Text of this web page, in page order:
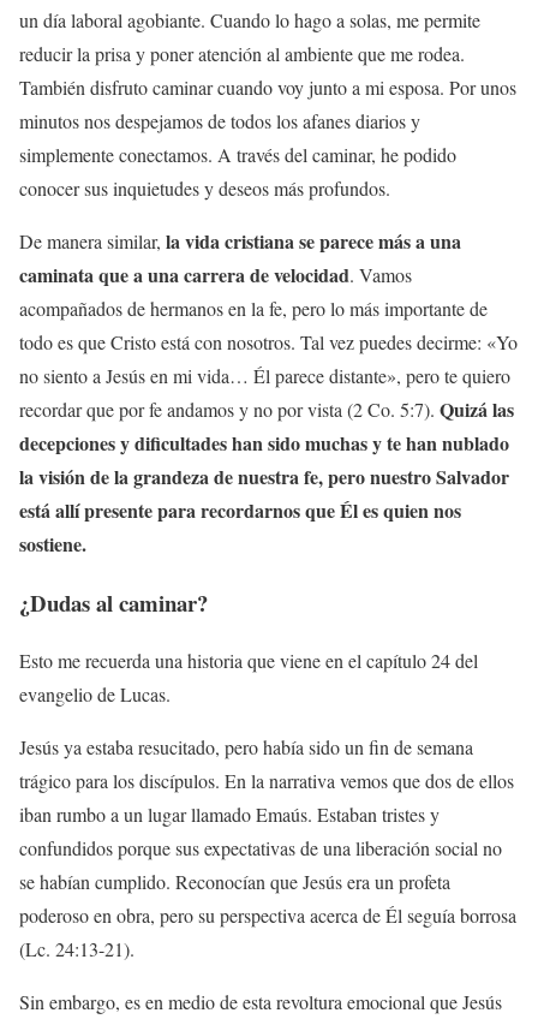
un día laboral agobiante. Cuando lo hago a solas, me permite
reducir la prisa y poner atención al ambiente que me rodea.
También disfruto caminar cuando voy junto a mi esposa. Por unos
minutos nos despejamos de todos los afanes diarios y
simplemente conectamos. A través del caminar, he podido
conocer sus inquietudes y deseos más profundos.
De manera similar, la vida cristiana se parece más a una
caminata que a una carrera de velocidad. Vamos
acompañados de hermanos en la fe, pero lo más importante de
todo es que Cristo está con nosotros. Tal vez puedes decirme: «Yo
no siento a Jesús en mi vida… Él parece distante», pero te quiero
recordar que por fe andamos y no por vista (2 Co. 5:7). Quizá las
decepciones y dificultades han sido muchas y te han nublado
la visión de la grandeza de nuestra fe, pero nuestro Salvador
está allí presente para recordarnos que Él es quien nos
sostiene.
¿Dudas al caminar?
Esto me recuerda una historia que viene en el capítulo 24 del
evangelio de Lucas.
Jesús ya estaba resucitado, pero había sido un fin de semana
trágico para los discípulos. En la narrativa vemos que dos de ellos
iban rumbo a un lugar llamado Emaús. Estaban tristes y
confundidos porque sus expectativas de una liberación social no
se habían cumplido. Reconocían que Jesús era un profeta
poderoso en obra, pero su perspectiva acerca de Él seguía borrosa
(Lc. 24:13-21).
Sin embargo, es en medio de esta revoltura emocional que Jesús